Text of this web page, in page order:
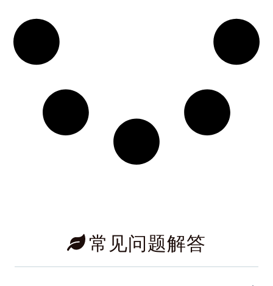
常见问题解答